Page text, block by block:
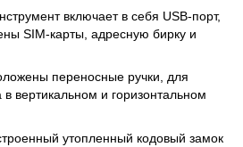
включает в себя USB-порт,
SIM-карты, адресную бирку и
переносные ручки, для
вертикальном и горизонтальном
утопленный кодовый замок